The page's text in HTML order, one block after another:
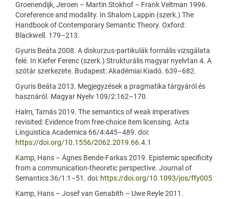
Groenendijk, Jeroen – Martin Stokhof – Frank Veltman 1996.
Coreference and modality. In Shalom Lappin (szerk.) The
Handbook of Contemporary Semantic Theory. Oxford:
Blackwell. 179–213.
Gyuris Beáta 2008. A diskurzus-partikulák formális vizsgálata
felé. In Kiefer Ferenc (szerk.) Strukturális magyar nyelvtan 4. A
szótár szerkezete. Budapest: Akadémiai Kiadó. 639–682.
Gyuris Beáta 2013. Megjegyzések a pragmatika tárgyáról és
hasznáról. Magyar Nyelv 109/2:162–170.
Halm, Tamás 2019. The semantics of weak imperatives
revisited: Evidence from free-choice item licensing. Acta
Linguistica Academica 66/4:445–489. doi:
https://doi.org/10.1556/2062.2019.66.4.1
Kamp, Hans – Ágnes Bende-Farkas 2019. Epistemic specificity
from a communication-theoretic perspective. Journal of
Semantics 36/1:1–51. doi: https://doi.org/10.1093/jos/ffy005
Kamp, Hans – Josef van Genabith – Uwe Reyle 2011.